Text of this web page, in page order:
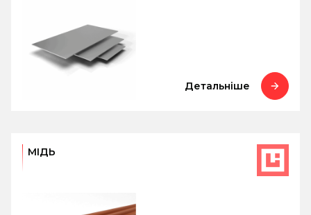
Детальніше
МІДЬ